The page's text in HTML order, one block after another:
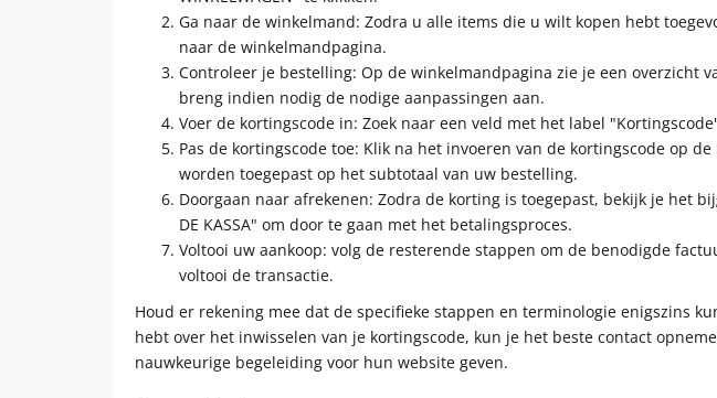
Ga naar de winkelmand: Zodra u alle items die u wilt kopen hebt
naar de winkelmandpagina.
Controleer je bestelling: Op de winkelmandpagina zie je een overzicht
breng indien nodig de nodige aanpassingen aan.
Voer de kortingscode in: Zoek naar een veld met het label
Pas de kortingscode toe: Klik na het invoeren van de kortingscode op
worden toegepast op het subtotaal van uw bestelling.
Doorgaan naar afrekenen: Zodra de korting is toegepast, bekijk je het
DE KASSA" om door te gaan met het betalingsproces.
Voltooi uw aankoop: volg de resterende stappen om de benodigde
voltooi de transactie.
Houd er rekening mee dat de specifieke stappen en terminologie enigszins
hebt over het inwisselen van je kortingscode, kun je het beste contact
nauwkeurige begeleiding voor hun website geven.